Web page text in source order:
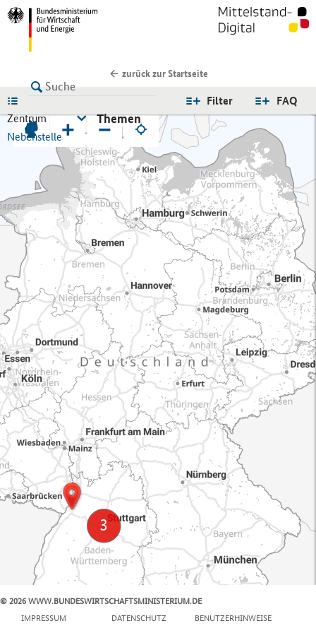
zurück zur Startseite
FAQ
Filter
Zentrum
Nebenstelle
Themen
+ −
© 2026 WWW.BUNDESWIRTSCHAFTSMINISTERIUM.DE
IMPRESSUM
DATENSCHUTZ BENUTZERHINWEISE